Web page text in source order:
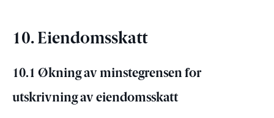
10. Eiendomsskatt
10.1 Økning av minstegrensen for
utskrivning av eiendomsskatt